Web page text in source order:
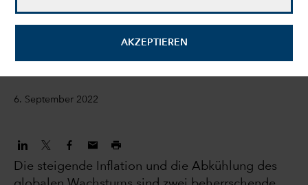
AKZEPTIEREN
6. September 2022
Die steigende Inflation und die Abkühlung des